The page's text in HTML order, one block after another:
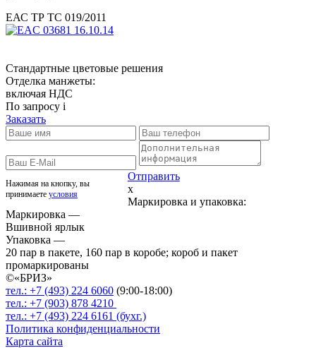
ЕАС ТР ТС 019/2011
Стандартные цветовые решения
Отделка манжеты:
включая НДС
По запросу i
Заказать
Нажимая на кнопку, вы
принимаете условия
Отправить
x
Маркировка и упаковка:
Маркировка —
Вшивной ярлык
Упаковка —
20 пар в пакете, 160 пар в коробе; короб и пакет
промаркированы
©«БРИЗ»
тел.: +7 (493) 224 6060 (9:00-18:00)
тел.: +7 (903) 878 4210
тел.: +7 (493) 224 6161 (бухг.)
Политика конфиденциальности
Карта сайта